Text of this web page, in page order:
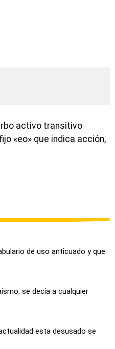
activo transitivo
«eo» que indica acción,
de uso anticuado y que
se decía a cualquier
esta desusado se